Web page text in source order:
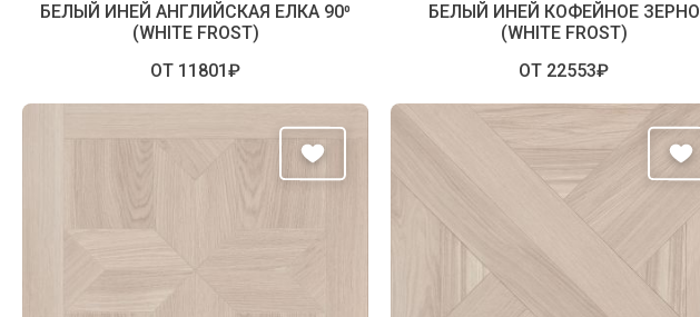
БЕЛЫЙ ИНЕЙ АНГЛИЙСКАЯ ЕЛКА 90⁰
(WHITE FROST)
ОТ 11801₽
БЕЛЫЙ ИНЕЙ КОФЕЙНОЕ ЗЕРНО
(WHITE FROST)
ОТ 22553₽